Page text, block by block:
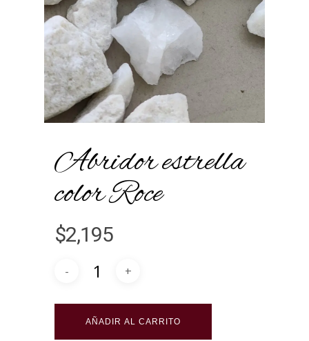
Abridor estrella
color Roce
$2,195
AÑADIR AL CARRITO